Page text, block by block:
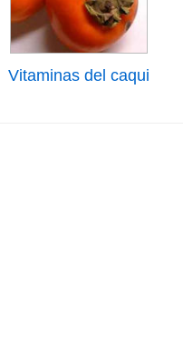
Vitaminas del caqui